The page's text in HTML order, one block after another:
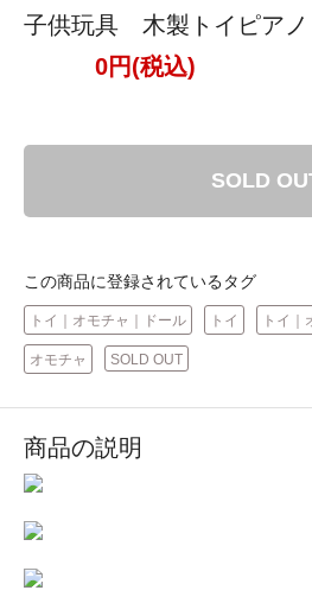
子供玩具 木製トイピアノ
0円(税込)
SOLD
この商品に登録されているタグ
トイ｜オモチャ｜ドール トイ トイ｜
オモチャ SOLD OUT
商品の説明